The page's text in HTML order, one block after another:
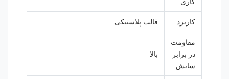
کاربرد قالب پلاستیکی
مقاومت
در برابر
سایش